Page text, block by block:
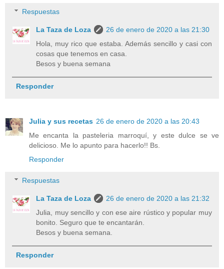
Respuestas
La Taza de Loza
26 de enero de 2020 a las 21:30
Hola, muy rico que estaba. Además sencillo y casi con
cosas que tenemos en casa.
Besos y buena semana
Responder
Julia y sus recetas 26 de enero de 2020 a las 20:43
Me encanta la pasteleria marroquí, y este dulce se ve
delicioso. Me lo apunto para hacerlo!! Bs.
Responder
Respuestas
La Taza de Loza
26 de enero de 2020 a las 21:32
Julia, muy sencillo y con ese aire rústico y popular muy
bonito. Seguro que te encantarán.
Besos y buena semana.
Responder